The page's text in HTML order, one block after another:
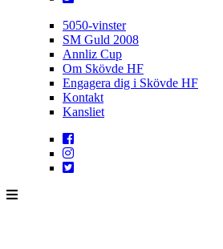
5050-vinster
SM Guld 2008
Annliz Cup
Om Skövde HF
Engagera dig i Skövde HF
Kontakt
Kansliet